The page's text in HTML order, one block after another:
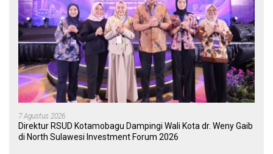
7 Agustus 2026
Direktur RSUD Kotamobagu Dampingi Wali Kota dr. Weny Gaib
di North Sulawesi Investment Forum 2026